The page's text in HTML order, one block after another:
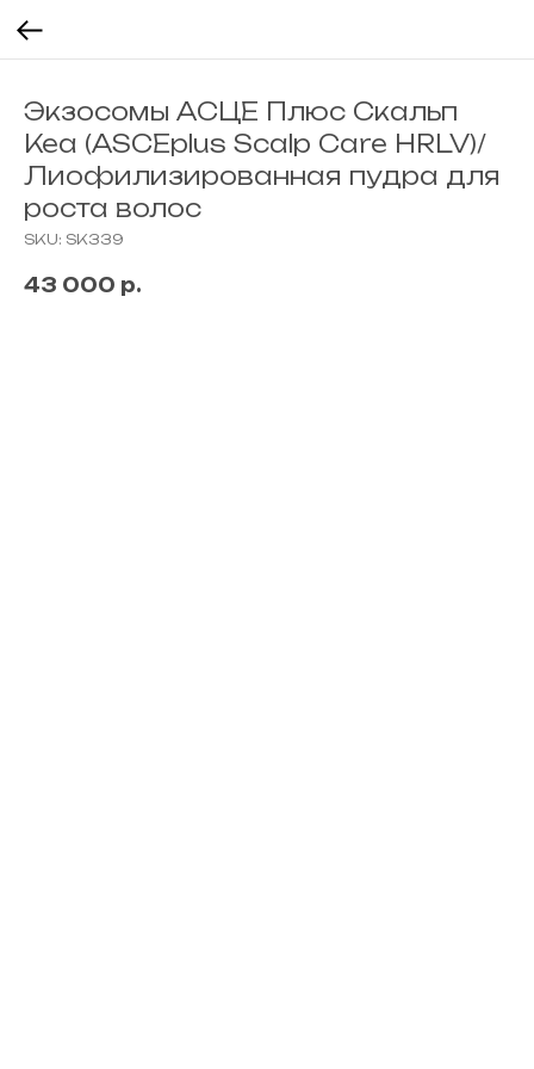
Экзосомы АСЦЕ Плюс Скальп
Кеа (ASCEplus Scalp Care HRLV)/
Лиофилизированная пудра для
роста волос
SKU: SK339
43 000 р.